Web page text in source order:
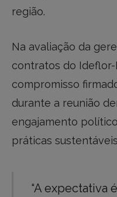
região.
Na avaliação da
contratos do Ideflor-
compromisso
durante a reunião
engajamento
práticas
“A expectativa